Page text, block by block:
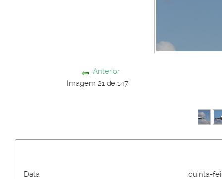
Anterior
Imagem 21 de 147
Data quinta-